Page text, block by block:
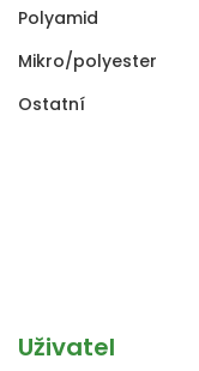
Polyamid
Mikro/polyester
Ostatní
Uživatel